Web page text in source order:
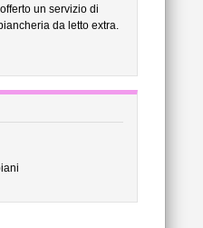
un servizio di
da letto extra.